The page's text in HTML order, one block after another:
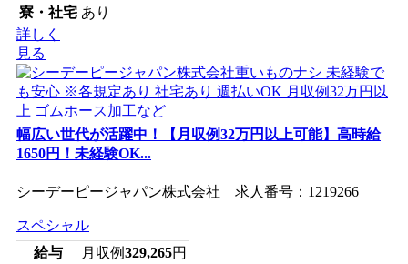
寮・社宅 あり
詳しく
見る
幅広い世代が活躍中！【月収例32万円以上可能】高時給
1650円！未経験OK...
シーデーピージャパン株式会社 求人番号：1219266
スペシャル
給与
月収例329,265円